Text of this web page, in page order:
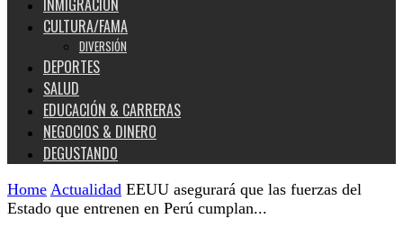
INMIGRACIÓN
CULTURA/FAMA
DIVERSIÓN
DEPORTES
SALUD
EDUCACIÓN & CARRERAS
NEGOCIOS & DINERO
DEGUSTANDO
Home Actualidad EEUU asegurará que las fuerzas del
Estado que entrenen en Perú cumplan...